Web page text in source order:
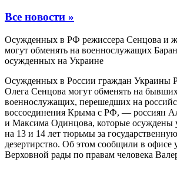
Все новости »
Осужденных в РФ режиссера Сенцова и
могут обменять на военнослужащих
осужденных на Украине
Осужденных в России граждан Украины
Олега Сенцова могут обменять на
военнослужащих, перешедших на
воссоединения Крыма с РФ, — россиян
и Максима Одинцова, которые осуждены
на 13 и 14 лет тюрьмы за
дезертирство. Об этом сообщили в офисе
Верховной рады по правам человека